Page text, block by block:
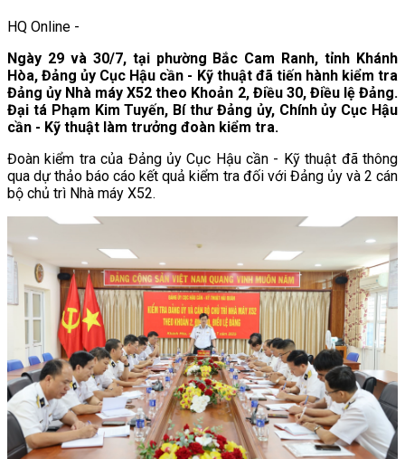
HQ Online -
Ngày 29 và 30/7, tại phường Bắc Cam Ranh, tỉnh Khánh
Hòa, Đảng ủy Cục Hậu cần - Kỹ thuật đã tiến hành kiểm tra
Đảng ủy Nhà máy X52 theo Khoản 2, Điều 30, Điều lệ Đảng.
Đại tá Phạm Kim Tuyến, Bí thư Đảng ủy, Chính ủy Cục Hậu
cần - Kỹ thuật làm trưởng đoàn kiểm tra.
Đoàn kiểm tra của Đảng ủy Cục Hậu cần - Kỹ thuật đã thông
qua dự thảo báo cáo kết quả kiểm tra đối với Đảng ủy và 2 cán
bộ chủ trì Nhà máy X52.